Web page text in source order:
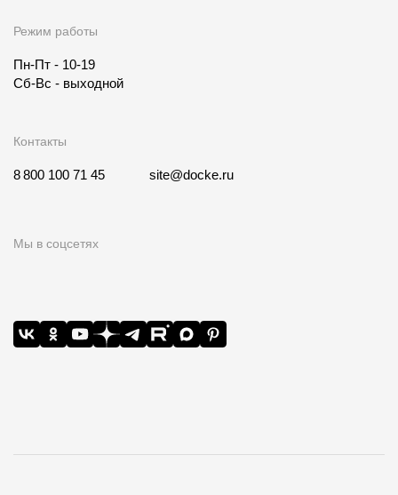
Режим работы
Пн-Пт - 10-19
Сб-Вс - выходной
Контакты
8 800 100 71 45 site@docke.ru
Мы в соцсетях